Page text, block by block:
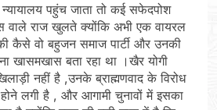
पहुंच जाता तो कई सफेदपोश
वाले राज खुलते क्योंकि अभी एक वायरल
कैसे वो बहुजन समाज पार्टी और उनकी
खासमखास बता रहा था ।खैर योगी
नहीं है ,उनके ब्राह्मणवाद के विरोध
लगी है , और आगामी चुनावों में इसका